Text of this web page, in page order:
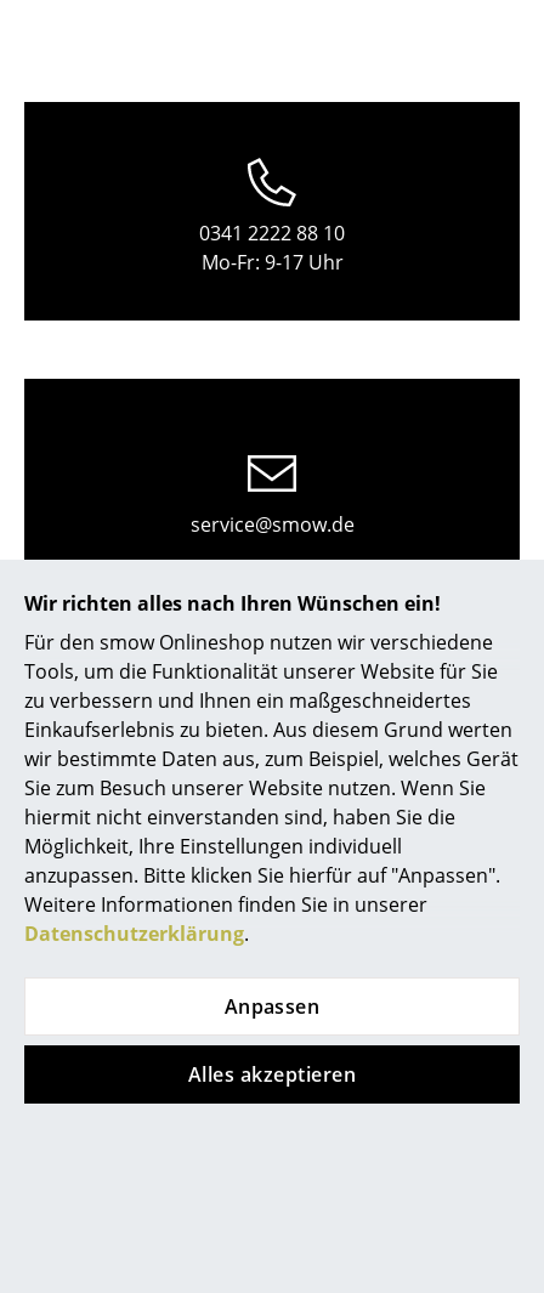
Wir richten alles nach Ihren Wünschen ein!
Für den smow Onlineshop nutzen wir verschiedene
Tools, um die Funktionalität unserer Website für Sie
zu verbessern und Ihnen ein maßgeschneidertes
Einkaufserlebnis zu bieten. Aus diesem Grund werten
wir bestimmte Daten aus, zum Beispiel, welches Gerät
Sie zum Besuch unserer Website nutzen. Wenn Sie
hiermit nicht einverstanden sind, haben Sie die
Möglichkeit, Ihre Einstellungen individuell
anzupassen. Bitte klicken Sie hierfür auf "Anpassen".
Weitere Informationen finden Sie in unserer
Datenschutzerklärung.
Anpassen
Alles akzeptieren
Kleinaufbewahrung
... alle Aufbewahrungsmöbel
Licht
Schreibtischleuchten
Wandleuchten
Outdoor-Leuchten
Akkuleuchten
... alle Leuchten
Betten
Doppelbetten
Einzelbetten
0341 2222 88 10
Mo-Fr: 9-17 Uhr
service@smow.de
Store vor Ort kontaktieren
Hilfe & Service